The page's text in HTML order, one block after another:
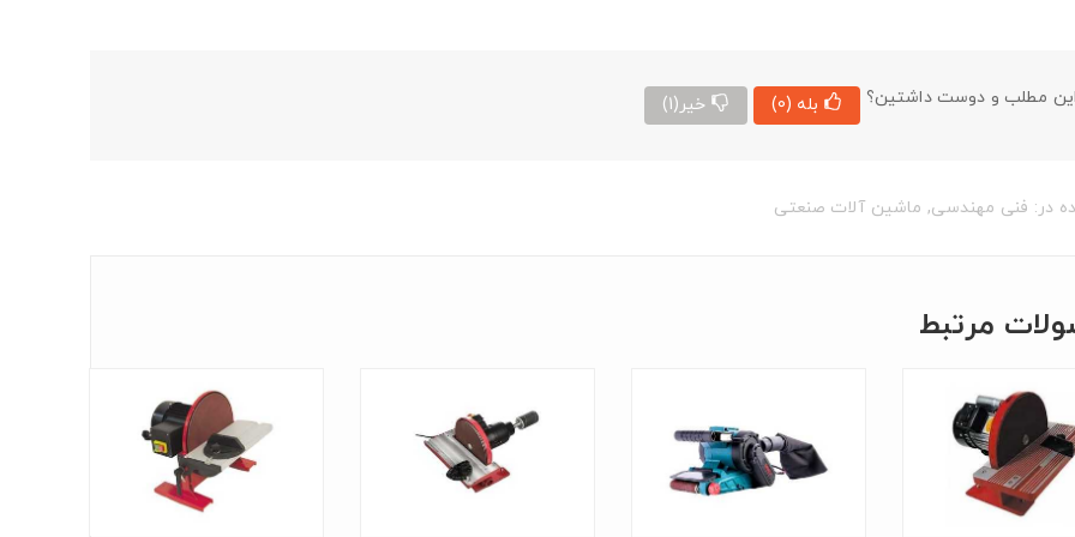
این مطلب و دوست داشتین؟ بله (0) خیر (1)
در: فنی مهندسی, ماشین آلات صنعتی
مرتبط